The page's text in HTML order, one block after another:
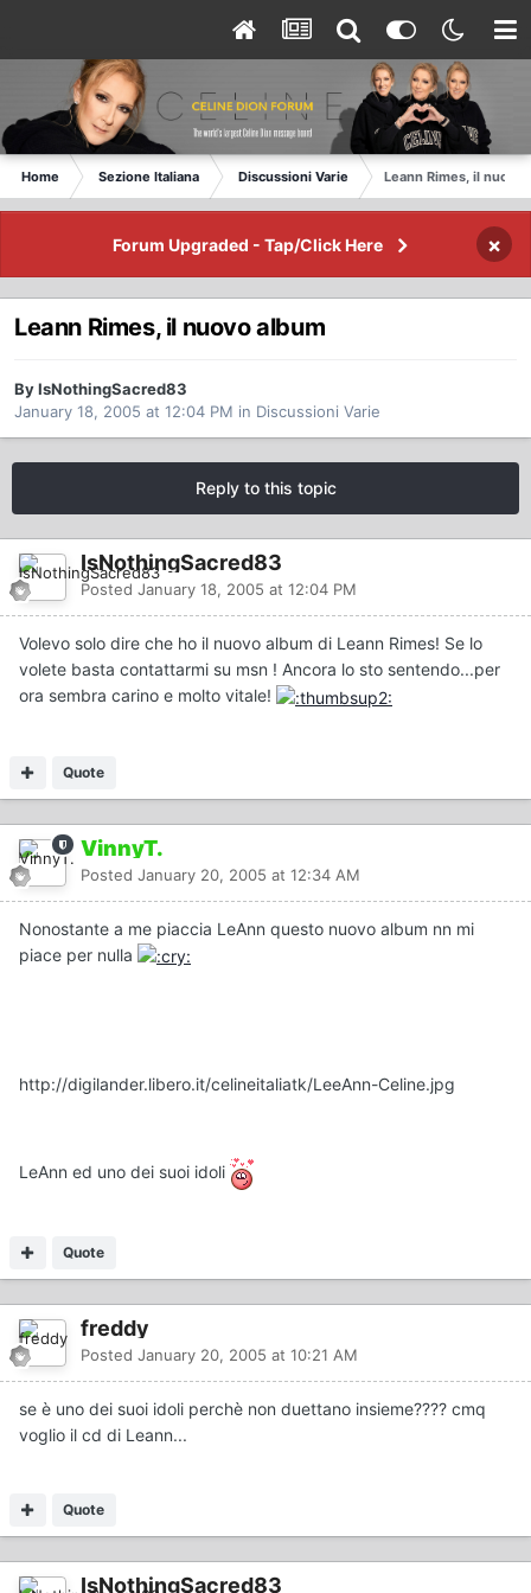
Home Sezione Italiana Discussioni Varie Leann Rimes, il nuovo
Forum Upgraded - Tap/Click Here ×
Leann Rimes, il nuovo album
By IsNothingSacred83
January 18, 2005 at 12:04 PM in Discussioni Varie
Reply to this topic
IsNothingSacred83
Posted January 18, 2005 at 12:04 PM
Volevo solo dire che ho il nuovo album di Leann Rimes! Se lo
volete basta contattarmi su msn ! Ancora lo sto sentendo...per
ora sembra carino e molto vitale!
Quote
VinnyT.
Posted January 20, 2005 at 12:34 AM
Nonostante a me piaccia LeAnn questo nuovo album nn mi
piace per nulla
http://digilander.libero.it/celineitaliatk/LeeAnn-Celine.jpg
LeAnn ed uno dei suoi idoli
Quote
freddy
Posted January 20, 2005 at 10:21 AM
se è uno dei suoi idoli perchè non duettano insieme???? cmq
voglio il cd di Leann...
Quote
IsNothingSacred83